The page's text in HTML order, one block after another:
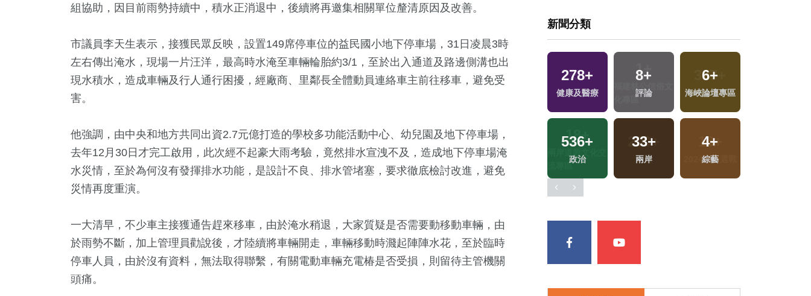
組協助，因目前雨勢持續中，積水正消退中，後續將再邀集相關單位釐清原因及改善。
市議員李天生表示，接獲民眾反映，設置149席停車位的益民國小地下停車場，31日凌晨3時
左右傳出淹水，現場一片汪洋，最高時水淹至車輛輪胎約3/1，至於出入通道及路邊側溝也出
現水積水，造成車輛及行人通行困擾，經廠商、里鄰長全體動員連絡車主前往移車，避免受
害。
他強調，由中央和地方共同出資2.7元億打造的學校多功能活動中心、幼兒園及地下停車場，
去年12月30日才完工啟用，此次經不起豪大雨考驗，竟然排水宣洩不及，造成地下停車場淹
水災情，至於為何沒有發揮排水功能，是設計不良、排水管堵塞，要求徹底檢討改進，避免
災情再度重演。
一大清早，不少車主接獲通告趕來移車，由於淹水稍退，大家質疑是否需要動移動車輛，由
於雨勢不斷，加上管理員勸說後，才陸續將車輛開走，車輛移動時濺起陣陣水花，至於臨時
停車人員，由於沒有資料，無法取得聯繫，有關電動車輛充電椿是否受損，則留待主管機關
頭痛。
新聞分類
+
2024總統大選
243+
797+
生活
124+
藝文
32+ 0+ 35+ 1+
福建林公信俗文
337
18+
兩岸道教文化交
流專區
200 +
旅遊 2024立委選戰
278+
健康及醫療
8+
評論
6+
海峽論壇專區
536+
政治
33+
兩岸
4+
綜藝